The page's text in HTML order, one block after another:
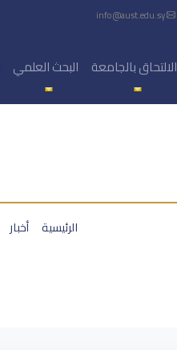
الالتحاق بالجامعة البحث العلمي
الرئيسية أخبار